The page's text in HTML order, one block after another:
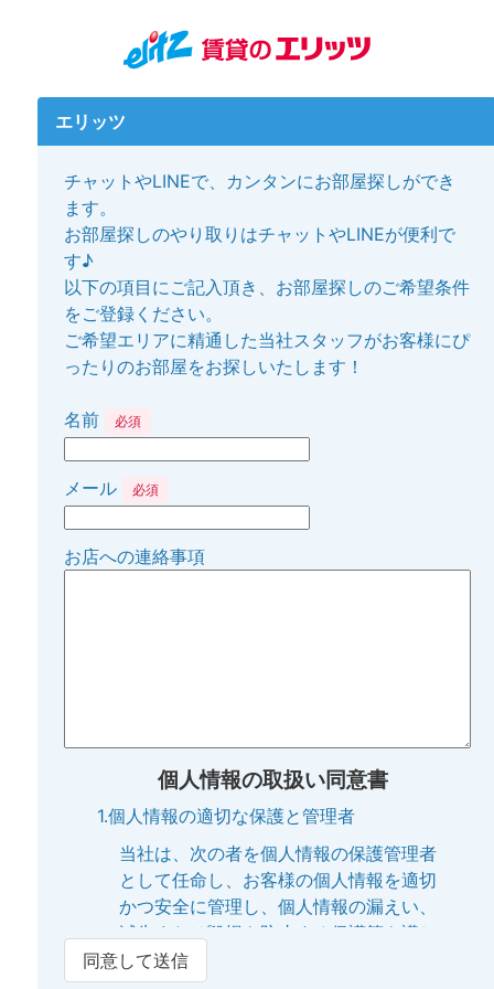
エリッツ
チャットやLINEで、カンタンにお部屋探しができ
ます。
お部屋探しのやり取りはチャットやLINEが便利で
す♪
以下の項目にご記入頂き、お部屋探しのご希望条件
をご登録ください。
ご希望エリアに精通した当社スタッフがお客様にぴ
ったりのお部屋をお探しいたします！
名前 必須
メール 必須
お店への連絡事項
個人情報の取扱い同意書
1.個人情報の適切な保護と管理者
当社は、次の者を個人情報の保護管理者
として任命し、お客様の個人情報を適切
かつ安全に管理し、個人情報の漏えい、
滅失または毀損を防止する保護策を講じ
ています。
同意して送信